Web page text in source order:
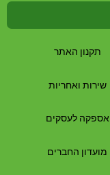
תקנון האתר
שירות ואחריות
אספקה לעסקים
מועדון החברים